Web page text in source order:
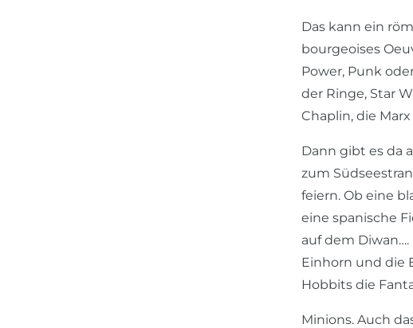
Das kann ein
bourgeoises
Power, Punk
der Ringe, Star
Chaplin, die
Dann gibt es da
zum
feiern. Ob eine
eine spanische
auf dem
Einhorn und die
Hobbits die
Minions. Auch